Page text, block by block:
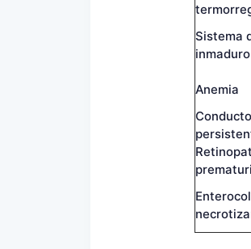
Sistema
inmaduro
Anemia